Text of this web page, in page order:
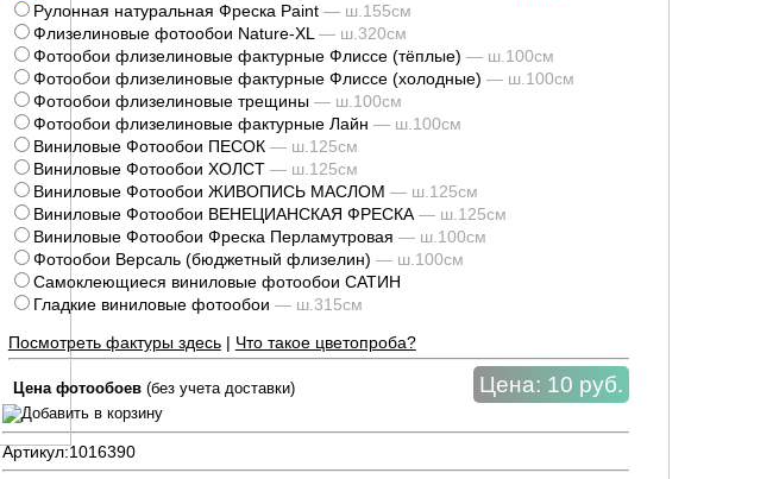
Рулонная натуральная Фреска Paint — ш.155см
Флизелиновые фотообои Nature-XL — ш.320см
Фотообои флизелиновые фактурные Флиссе (тёплые) — ш.100см
Фотообои флизелиновые фактурные Флиссе (холодные) — ш.100см
Фотообои флизелиновые трещины — ш.100см
Фотообои флизелиновые фактурные Лайн — ш.100см
Виниловые Фотообои ПЕСОК — ш.125см
Виниловые Фотообои ХОЛСТ — ш.125см
Виниловые Фотообои ЖИВОПИСЬ МАСЛОМ — ш.125см
Виниловые Фотообои ВЕНЕЦИАНСКАЯ ФРЕСКА — ш.125см
Виниловые Фотообои Фреска Перламутровая — ш.100см
Фотообои Версаль (бюджетный флизелин) — ш.100см
Самоклеющиеся виниловые фотообои САТИН
Гладкие виниловые фотообои — ш.315см
Посмотреть фактуры здесь| Что такое цветопроба?
Цена фотообоев (без учета доставки) Цена: 10 руб.
Артикул:1016390